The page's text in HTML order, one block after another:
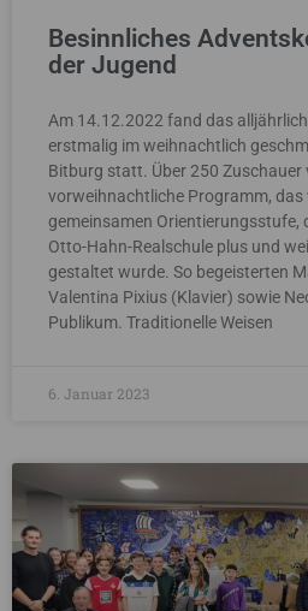
Besinnliches
der Jugend
Am 14.12.2022 fand das
erstmalig im weihnachtlich
Bitburg statt. Über 250 Zuschauer
vorweihnachtliche Programm, das
gemeinsamen Orientierungsstufe,
Otto-Hahn-Realschule plus und
gestaltet wurde. So begeisterten
Valentina Pixius (Klavier) sowie
Publikum. Traditionelle Weisen
6. Januar 2023